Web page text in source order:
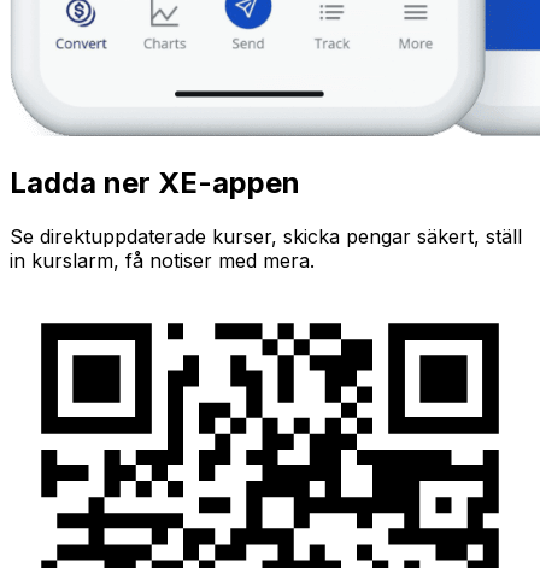
Ladda ner XE-appen
Se direktuppdaterade kurser, skicka pengar säkert, ställ
in kurslarm, få notiser med mera.